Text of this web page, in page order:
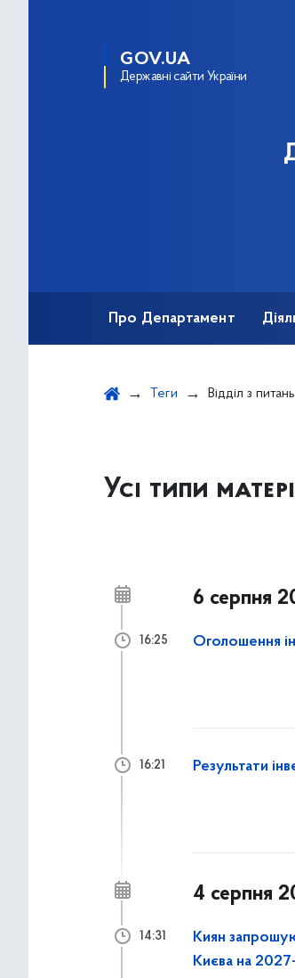
GOV.UA
Державні сайти України
Про Департамент
Теги Відділ з
Усі типи
6 серпня
Оголошення
16:25
Результати
16:21
4 серпня
Киян
Києва на
14:31